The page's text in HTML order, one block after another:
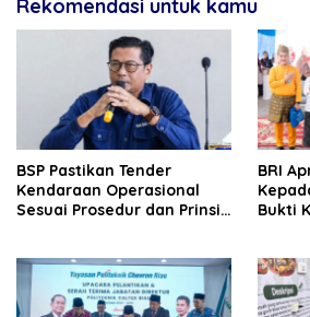
Rekomendasi untuk kamu
BSP Pastikan Tender
Kendaraan Operasional
Sesuai Prosedur dan Prinsip
BRI
Bukti